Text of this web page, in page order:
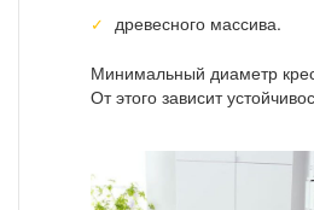
древесного массива.
Минимальный диаметр
От этого зависит